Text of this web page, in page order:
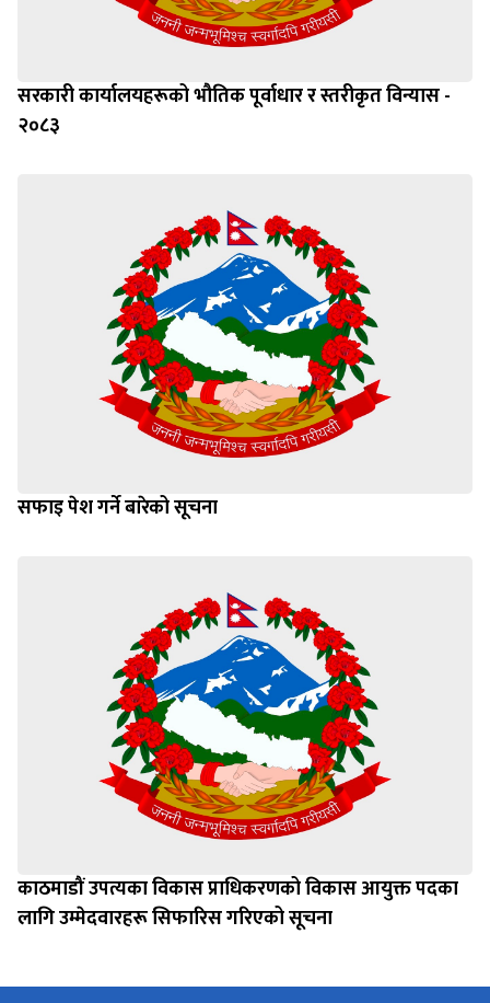
सरकारी कार्यालयहरूको भौतिक पूर्वाधार र स्तरीकृत विन्यास -
२०८३
सफाइ पेश गर्ने बारेको सूचना
काठमाडौं उपत्यका विकास प्राधिकरणको विकास आयुक्त पदका
लागि उम्मेदवारहरू सिफारिस गरिएको सूचना